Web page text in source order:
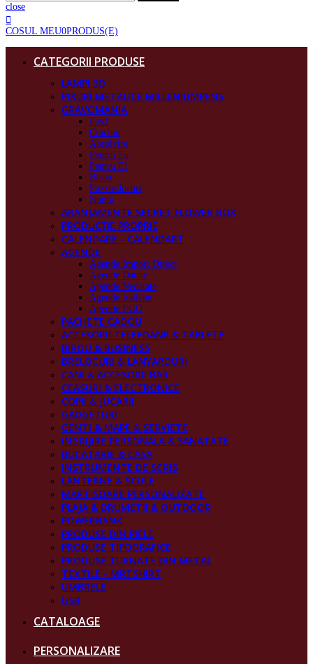
close
COSUL MEU0PRODUS(E)
CATEGORII PRODUSE
LAMPI 3D
PIXURI METALICE MILLENIUMPENS
GRAVOMANIA
Pasti
Craciun
Absolvire
Pentru Ea
Pentru El
Birou
Puzzle/Jocuri
Nunta
ARANJAMENTE SECRET FLOWER BOX
PRODUCŢIE PROPRIE
CALENDARE - CALENDART
AGENDE
Agende Import Direct
Agende Datate
Agende Nedatate
Agende Italiene
Agende EGO
PACHETE CADOU
ACCESORII TELEFOANE & TABLETE
BIROU & BUSINESS
BRELOCURI & LANYARDURI
CANI & ACCESORII BAR
CEASURI & ELECTRONICE
COPII & JUCARII
GADGETURI
GENTI & MAPE & SERVIETE
INGRIJIRE PERSONALA & SANATATE
BUCATARIE & CASA
INSTRUMENTE DE SCRIS
LANTERNE & SCULE
MARTISOARE PERSONALIZATE
PLAJA & DRUMETII & OUTDOOR
POWERBANK
PRODUSE DIN PIELE
PRODUSE TIPOGRAFICE
PRODUSE TURNATE DIN METAL
TEXTILE - MRTSHIRT
UMBRELE
USB
CATALOAGE
PERSONALIZARE